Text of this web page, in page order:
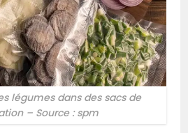
légumes dans des sacs de
– Source : spm